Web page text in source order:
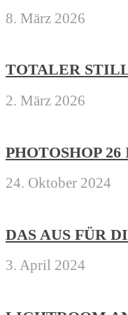
8. März 2026
TOTALER
2. März 2026
PHOTOSHOP
24. Oktober 2024
DAS AUS FÜR
3. April 2024